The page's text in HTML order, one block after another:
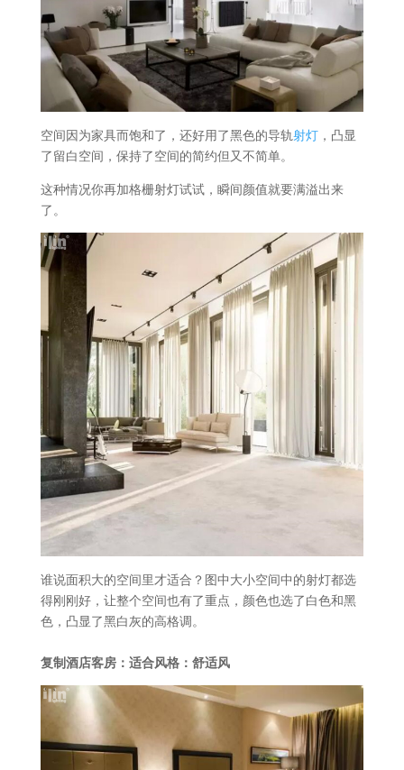
空间因为家具而饱和了，还好用了黑色的导轨射灯，凸显
了留白空间，保持了空间的简约但又不简单。
这种情况你再加格栅射灯试试，瞬间颜值就要满溢出来
了。
谁说面积大的空间里才适合？图中大小空间中的射灯都选
得刚刚好，让整个空间也有了重点，颜色也选了白色和黑
色，凸显了黑白灰的高格调。
复制酒店客房：适合风格：舒适风